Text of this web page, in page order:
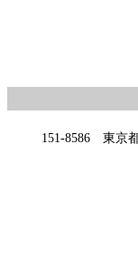
151-8586 東京